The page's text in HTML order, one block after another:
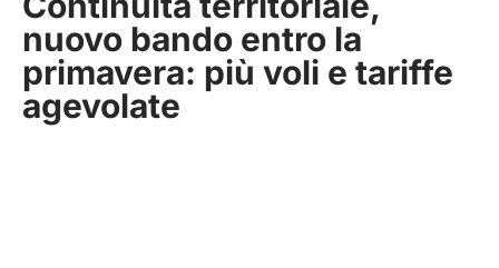
nuovo bando entro la
primavera: più voli e tariffe
agevolate